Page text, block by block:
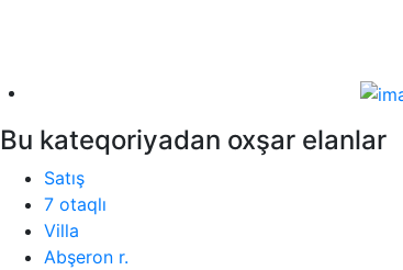
Bu kateqoriyadan oxşar elanlar
Satış
7 otaqlı
Villa
Abşeron r.